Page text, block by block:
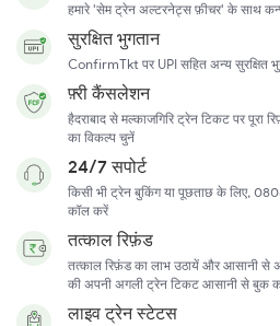
हमारे 'सेम ट्रेन अल्टरनेट्स फ़ीचर' के साथ
सुरक्षित भुगतान
ConfirmTkt पर UPI सहित अन्य सुरक्षित
फ़्री कैंसलेशन
हैदराबाद से मल्काजगिरि ट्रेन टिकट पर पूरा
का विकल्प चुनें
24/7 सपोर्ट
किसी भी ट्रेन बुकिंग या पूछताछ के लिए,
कॉल करें
तत्काल रिफ़ंड
तत्काल रिफ़ंड का लाभ उठायें और आसानी से
की अपनी अगली ट्रेन टिकट आसानी से बुक
लाइव ट्रेन स्टेटस